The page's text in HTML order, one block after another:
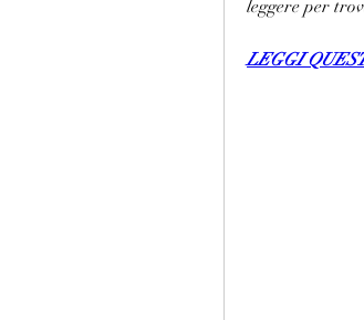
leggere per
LEGGI